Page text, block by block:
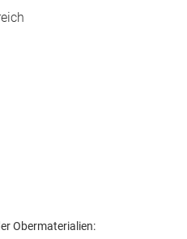
Obermaterialien: